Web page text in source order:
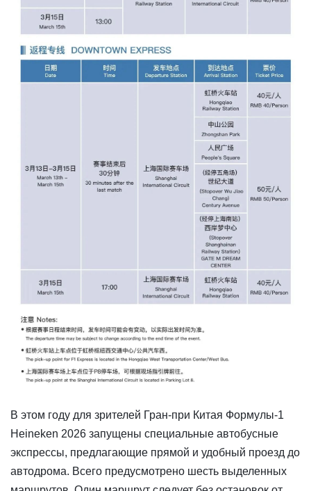
В этом году для зрителей Гран-при Китая Формулы-1
Heineken 2026 запущены специальные автобусные
экспрессы, предлагающие прямой и удобный проезд до
автодрома. Всего предусмотрено шесть выделенных